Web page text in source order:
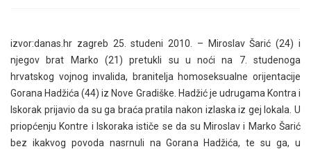
izvor:danas.hr zagreb 25. studeni 2010. – Miroslav Šarić (24) i
njegov brat Marko (21) pretukli su u noći na 7. studenoga
hrvatskog vojnog invalida, branitelja homoseksualne orijentacije
Gorana Hadžića (44) iz Nove Gradiške. Hadžić je udrugama Kontra i
Iskorak prijavio da su ga braća pratila nakon izlaska iz gej lokala. U
priopćenju Kontre i Iskoraka ističe se da su Miroslav i Marko Šarić
bez ikakvog povoda nasrnuli na Gorana Hadžića, te su ga, u